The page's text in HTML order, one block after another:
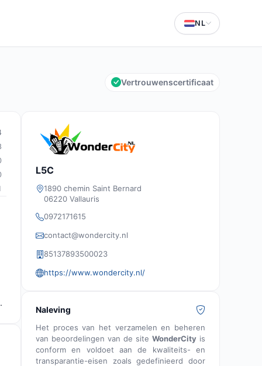
NL
Vertrouwenscertificaat
L5C
1890 chemin Saint Bernard
06220 Vallauris
0972171615
contact@wondercity.nl
85137893500023
https://www.wondercity.nl/
Naleving
Het proces van het verzamelen en beheren
van beoordelingen van de site WonderCity is
conform en voldoet aan de kwaliteits- en
transparantie-eisen zoals gedefinieerd door